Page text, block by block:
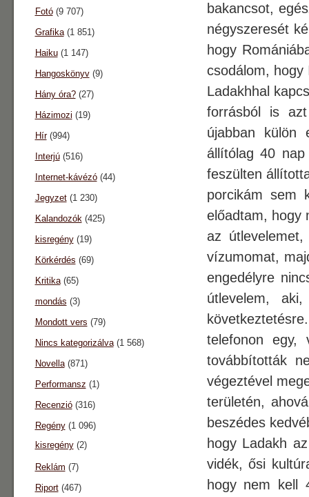
bakancsot,
négyszeresét
hogy
csodálom, hogy
Ladakhhal
forrásból is
újabban külön
állítólag 40
feszülten
porcikám sem
előadtam, hogy
az
vízumomat,
engedélyre
útlevelem,
telefonon egy,
továbbították
végeztével
területén,
beszédes
hogy Ladakh
vidék, ősi
hogy nem kell
Fotó(9 707)
Grafika(1 851)
Haiku(1 147)
Hangoskönyv(9)
Hány óra?(27)
Házimozi (19)
Hír(994)
Interjú(516)
Internet-kávézó(44)
Jegyzet(1 230)
Kalandozók(425)
kisregény(19)
Körkérdés (69)
Kritika(65)
mondás (3)
Mondott vers (79)
Nincs kategorizálva(1 568)
Novella(871)
Performansz (1)
Recenzió(316)
Regény(1 096)
kisregény(2)
Reklám (7)
Riport(467)